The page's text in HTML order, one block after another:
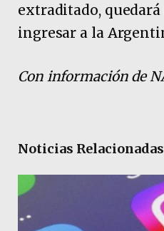
extraditado,
ingresar a la
Con información de
Noticias Relacionadas